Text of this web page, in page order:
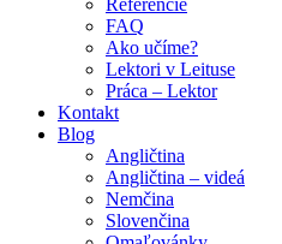
Referencie
FAQ
Ako učíme?
Lektori v Leituse
Práca – Lektor
Kontakt
Blog
Angličtina
Angličtina – videá
Nemčina
Slovenčina